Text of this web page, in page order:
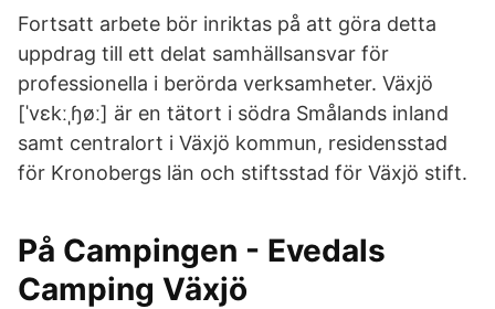
Fortsatt arbete bör inriktas på att göra detta
uppdrag till ett delat samhällsansvar för
professionella i berörda verksamheter. Växjö
[ˈvɛkːˌɧøː] är en tätort i södra Smålands inland
samt centralort i Växjö kommun, residensstad
för Kronobergs län och stiftsstad för Växjö stift.
På Campingen - Evedals
Camping Växjö